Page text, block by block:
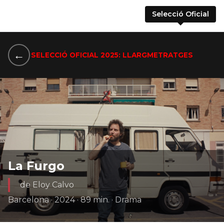
Selecció Oficial
← SELECCIÓ OFICIAL 2025: LLARGMETRATGES
La Furgo
de Eloy Calvo
Barcelona · 2024 · 89 min. · Drama